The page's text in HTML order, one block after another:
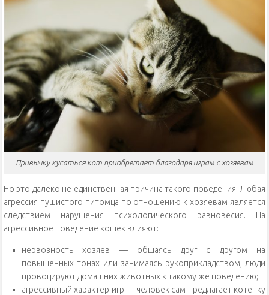
Привычку кусаться кот приобретает благодаря играм с хозяевам
Но это далеко не единственная причина такого поведения. Любая
агрессия пушистого питомца по отношению к хозяевам является
следствием нарушения психологического равновесия. На
агрессивное поведение кошек влияют:
нервозность хозяев — общаясь друг с другом на
повышенных тонах или занимаясь рукоприкладством, люди
провоцируют домашних животных к такому же поведению;
агрессивный характер игр — человек сам предлагает котёнку